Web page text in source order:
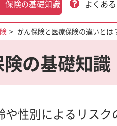
保険の基礎知識 よくあ
がん保険と医療保険の違いとは
険の基礎知識
性別によるリスク